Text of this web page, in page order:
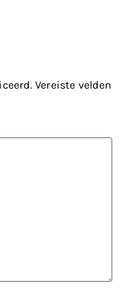
Vereiste velden